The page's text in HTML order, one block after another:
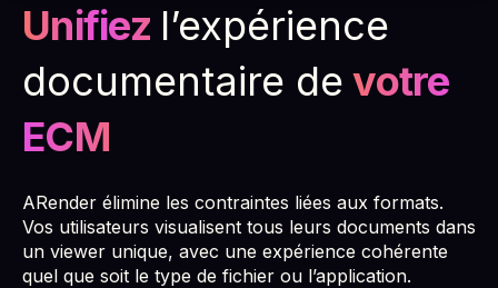
Unifiez l’expérience
documentaire de votre
ECM
ARender élimine les contraintes liées aux formats.
Vos utilisateurs visualisent tous leurs documents dans
un viewer unique, avec une expérience cohérente
quel que soit le type de fichier ou l’application.